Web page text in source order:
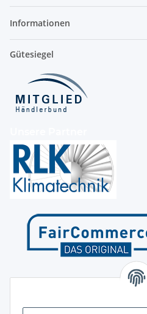
Informationen
Gütesiegel